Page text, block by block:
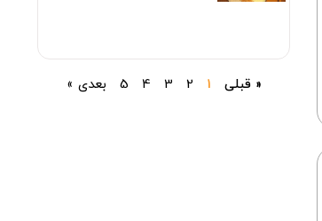
« قبلی 1
2
3
4
5 بعدی »